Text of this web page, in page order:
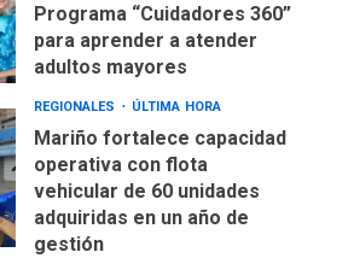
Programa “Cuidadores 360”
para aprender a atender
adultos mayores
REGIONALES ÚLTIMA HORA
Mariño fortalece capacidad
operativa con flota
vehicular de 60 unidades
adquiridas en un año de
gestión